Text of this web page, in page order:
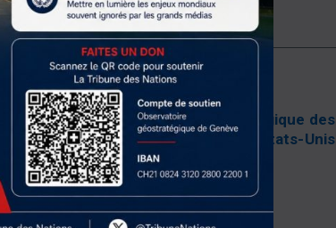
Tahnoon dirige la poussée stratégique des
arabes unis en matière d’IA aux États-Unis